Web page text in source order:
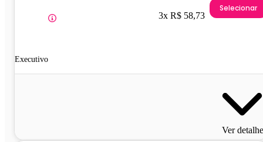
Executivo
3x R$ 58,73
Selecionar
Ver